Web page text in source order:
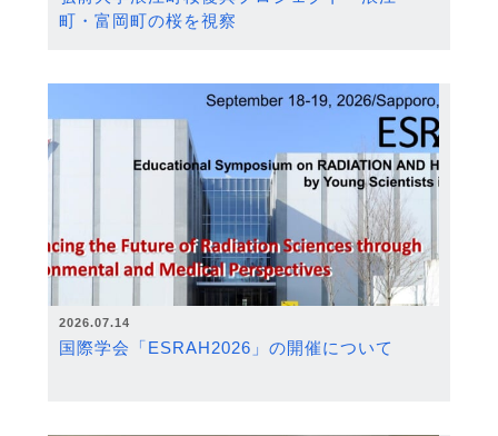
町・富岡町の桜を視察
2026.07.14
国際学会「ESRAH2026」の開催について